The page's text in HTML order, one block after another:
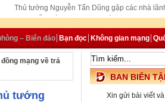
Thủ tướng Nguyễn Tấn Dũng gặp các nhà
Nguyễn Tấn Dũng: ASEM cần tạo động lực
Tấn Dũng biểu dương cán bộ, nhân viên Đại
– Biển đảo Bạn đọc Không gian mạng
mạng về trả
tướng
BAN BIÊN
Xin gửi bài viết